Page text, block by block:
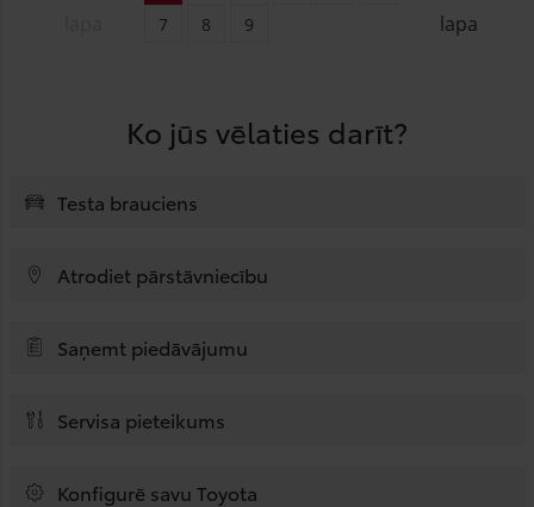
lapa
7
8 9
Ko jūs vēlaties darīt?
Testa brauciens
Atrodiet pārstāvniecību
Saņemt piedāvājumu
Servisa pieteikums
Konfigurē savu Toyota